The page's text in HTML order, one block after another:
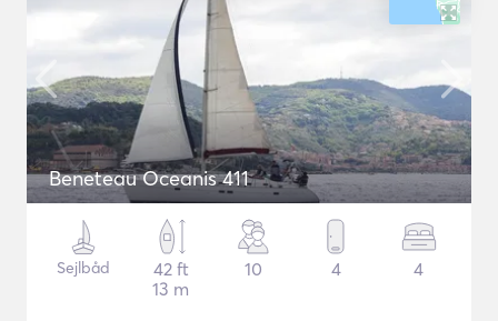
Beneteau Oceanis 411
Sejlbåd
42 ft
13 m
10 4 4